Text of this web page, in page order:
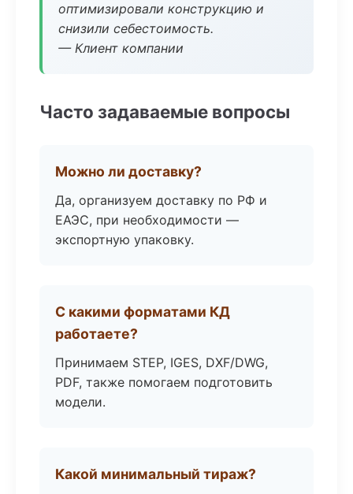
оптимизировали конструкцию и
снизили себестоимость.
— Клиент компании
Часто задаваемые вопросы
Можно ли доставку?
Да, организуем доставку по РФ и
ЕАЭС, при необходимости —
экспортную упаковку.
С какими форматами КД
работаете?
Принимаем STEP, IGES, DXF/DWG,
PDF, также помогаем подготовить
модели.
Какой минимальный тираж?